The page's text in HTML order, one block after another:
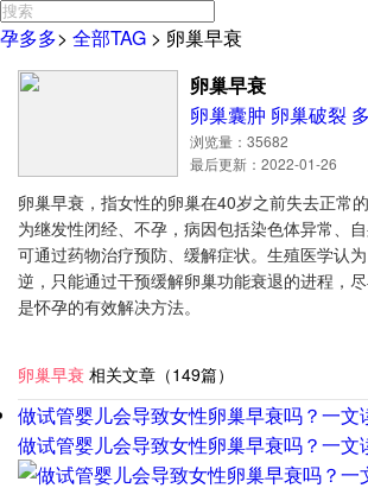
孕多多> 全部TAG > 卵巢早衰
卵巢早衰
卵巢囊肿 卵巢破裂
浏览量：35682
最后更新：2022-01-26
卵巢早衰，指女性的卵巢在40岁之前失去正常
为继发性闭经、不孕，病因包括染色体异常、
可通过药物治疗预防、缓解症状。生殖医学认
逆，只能通过干预缓解卵巢功能衰退的进程，
是怀孕的有效解决方法。
卵巢早衰 相关文章（149篇）
做试管婴儿会导致女性卵巢早衰吗？一文
做试管婴儿会导致女性卵巢早衰吗？一文